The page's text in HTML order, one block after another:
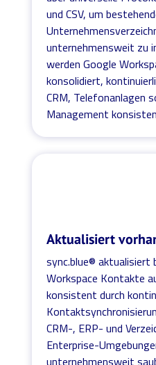
und CSV, um
unternehmensweit zu
werden Google
konsolidiert,
CRM, Telefonanlagen
Management
Aktualisiert
sync.blue® aktualisiert
Workspace Kontakte
konsistent durch
CRM-, ERP- und
Enterprise-
unternehmensweit